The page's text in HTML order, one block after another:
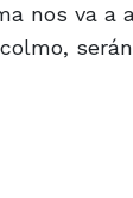
nos va a